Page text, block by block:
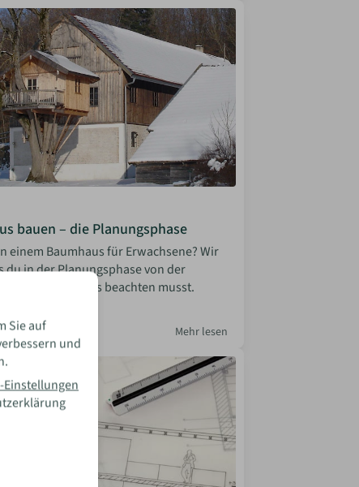
bauen – die Planungsphase
einem Baumhaus für Erwachsene? Wir
du in der Planungsphase von der
bis zur Statik alles beachten musst.
Bosler
Mehr lesen
Sie auf
und
Einstellungen